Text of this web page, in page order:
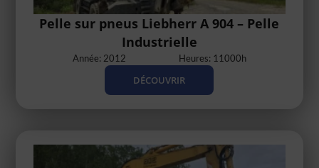
Pelle sur pneus Liebherr A 904 – Pelle
Industrielle
Année: 2012 Heures: 11000h
DÉCOUVRIR